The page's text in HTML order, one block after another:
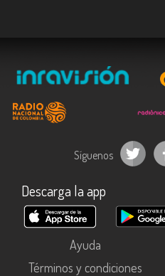
Síguenos
Descarga la app
Ayuda
Términos y condiciones